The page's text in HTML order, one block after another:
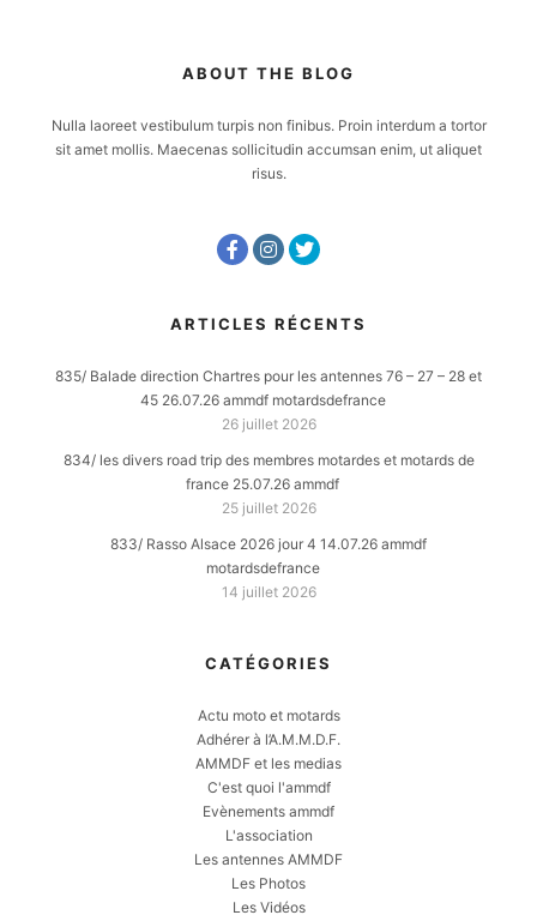
ABOUT THE BLOG
Nulla laoreet vestibulum turpis non finibus. Proin interdum a tortor
sit amet mollis. Maecenas sollicitudin accumsan enim, ut aliquet
risus.
ARTICLES RÉCENTS
835/ Balade direction Chartres pour les antennes 76 – 27 – 28 et
45 26.07.26 ammdf motardsdefrance
26 juillet 2026
834/ les divers road trip des membres motardes et motards de
france 25.07.26 ammdf
25 juillet 2026
833/ Rasso Alsace 2026 jour 4 14.07.26 ammdf
motardsdefrance
14 juillet 2026
CATÉGORIES
Actu moto et motards
Adhérer à l’A.M.M.D.F.
AMMDF et les medias
C'est quoi l'ammdf
Evènements ammdf
L'association
Les antennes AMMDF
Les Photos
Les Vidéos